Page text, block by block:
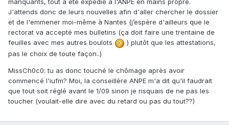
manquants, tout a été expédié à l'ANPE en mains propre.
J'attends donc de leurs nouvelles afin d'aller chercher le dossier
et de l'emmener moi-même à Nantes (j’espère d'ailleurs que le
rectorat va accepté mes bulletins (ça doit faire une trentaine de
feuilles avec mes autres boulots
) plutôt que les attestations,
pas le choix de toute façon..)
MissCh0c0: tu as donc touché le chômage après avoir
commencé l'iufm? Moi, la conseillère ANPE m'a dit qu'il faudrait
que tout soit réglé avant le 1/09 sinon je risquais de ne pas les
toucher (voulait-elle dire avec du retard ou pas du tout??)